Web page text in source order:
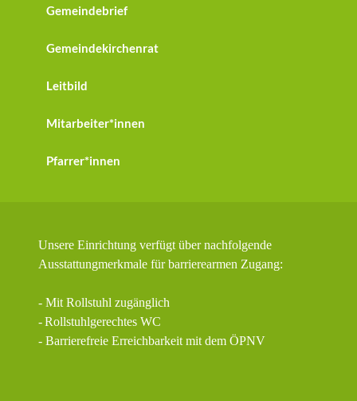
Gemeindebrief
Gemeindekirchenrat
Leitbild
Mitarbeiter*innen
Pfarrer*innen
Unsere Einrichtung verfügt über nachfolgende
Ausstattungmerkmale für barrierearmen Zugang:
- Mit Rollstuhl zugänglich
-Rollstuhlgerechtes WC
- Barrierefreie Erreichbarkeit mit dem ÖPNV